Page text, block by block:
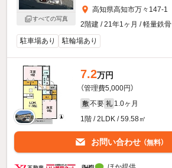
すべての写真
高知県高知市万々147-1
2階建 / 21年1ヶ月 / 軽量鉄骨
駐車場あり
駐輪場あり
7.2万円
（管理費5,000円）
敷 不要 礼 1.0ヶ月
1階 / 2LDK / 59.58㎡
お問い合わせ （無料）